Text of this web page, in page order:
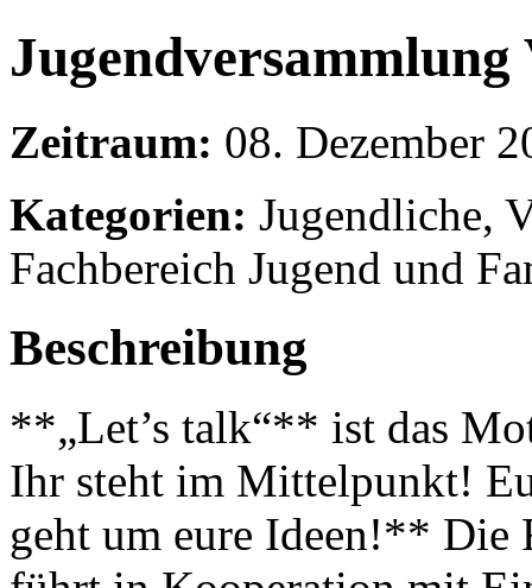
Zeitraum: 08. Dezember
Kategorien: Jugendliche,
Fachbereich Jugend und
Beschreibung
**„Let’s talk“** ist das
Ihr steht im Mittelpunkt!
geht um eure Ideen!** Die